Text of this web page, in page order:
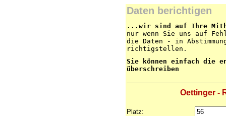
Daten berichtigen
...wir sind auf Ihre
nur wenn Sie uns auf
die Daten - in
richtigstellen.
Sie können einfach die
überschreiben
Oettinger -
Platz: